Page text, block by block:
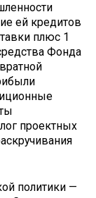
ей кредитов
плюс 1
Фонда
проектных
политики —